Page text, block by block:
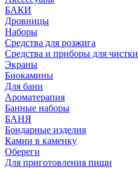
БАКИ
Дровницы
Наборы
Средства для розжига
Средства и приборы для чистки
Экраны
Биокамины
Для бани
Ароматерапия
Банные наборы
БАНЯ
Бондарные изделия
Камни в каменку
Обереги
Для приготовления пищи